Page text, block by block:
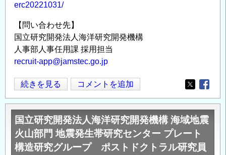
地
震
発
生
帯
究
ン
タ
ー
プ
erc20221031/
【問い合わせ先】
国立研究開発法人海洋研究開発機構
人事部人事任用課 採用担当
recruit-app@jamstec.go.jp
国
立
研
究
開
発
続きを見る コメントを追加
Opens in
国立研究開発法人海洋研究開発機構 海域地震
火山部門 地震発生帯研究センター プレート
構造研究グループ ポストドクトラル研究員